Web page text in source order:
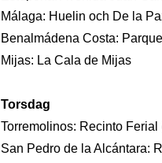
Málaga: Huelin och De la
Benalmádena Costa:
Mijas: La Cala de Mijas
Torsdag
Torremolinos: Recinto Ferial
San Pedro de la Alcántara: